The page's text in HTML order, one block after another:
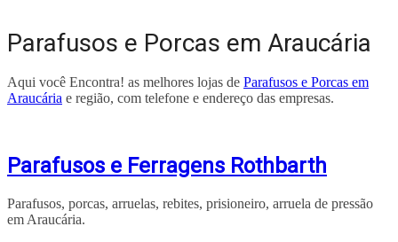
Parafusos e Porcas em Araucária
Aqui você Encontra! as melhores lojas de Parafusos e Porcas em
Araucária e região, com telefone e endereço das empresas.
Parafusos e Ferragens Rothbarth
Parafusos, porcas, arruelas, rebites, prisioneiro, arruela de pressão
em Araucária.